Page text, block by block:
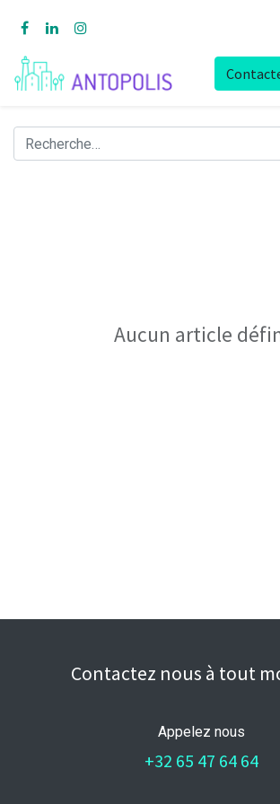
Aucun article
Contactez nous à tout
Appelez nous
+32 65 47 64 64